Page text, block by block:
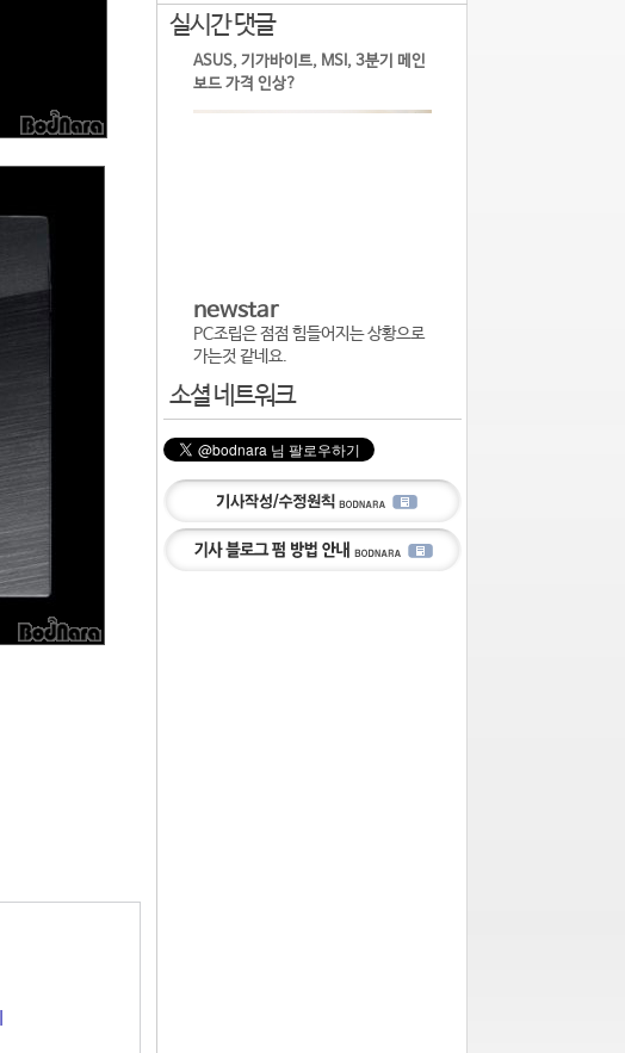
실시간 댓글
ASUS, 기가바이트, MSI, 3분기 메인
보드 가격 인상?
newstar
PC조립은 점점 힘들어지는 상황으로
가는것 같네요.
소셜 네트워크